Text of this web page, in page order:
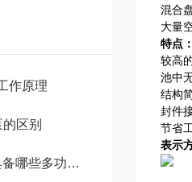
作原理
区别
以满足不同生产要求？
混合
大量
特点
较高
池中
结构
封件
节省
表示